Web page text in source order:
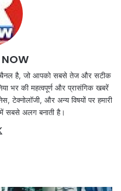
NOW
है, जो आपको सबसे तेज और सटीक
भर की महत्वपूर्ण और प्रासंगिक खबरें
टेक्नोलॉजी, और अन्य विषयों पर हमारी
हमें सबसे अलग बनाती है।